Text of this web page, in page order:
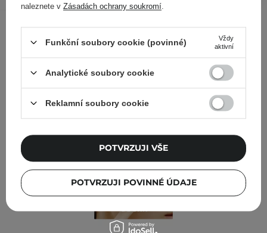
naleznete v Zásadách ochrany soukromí
Funkční soubory cookie (povinné)
Vždy
aktivní
Analytické soubory cookie
Reklamní soubory cookie
POTVRZUJI POVINNÉ ÚDAJE
POTVRZUJI VŠE